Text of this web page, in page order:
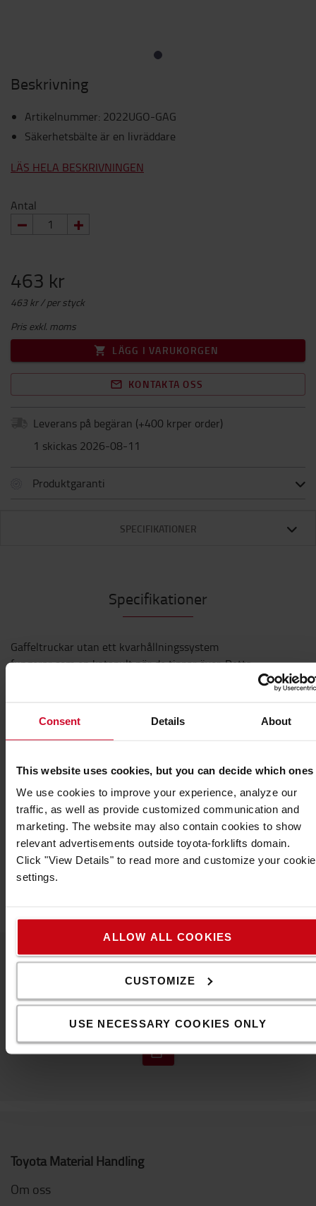
Consent Details About
This website uses cookies, but you can decide which ones
We use cookies to improve your experience, analyze our
traffic, as well as provide customized communication and
marketing. The website may also contain cookies to show
relevant advertisements outside toyota-forklifts domain.
Click "View Details" to read more and customize your cookie
settings.
ALLOW ALL COOKIES
CUSTOMIZE
USE NECESSARY COOKIES ONLY
Beskrivning
Artikelnummer: 2022UGO-GAG
Säkerhetsbälte är en livräddare
LÄS HELA BESKRIVNINGEN
Antal
463 kr
463 kr / per styck
Pris exkl. moms
LÄGG I VARUKORGEN
KONTAKTA OSS
Leverans på begäran (+400 krper order)
1 skickas 2026-08-11
Produktgaranti
SPECIFIKATIONER
Specifikationer
Gaffeltruckar utan ett kvarhållningssystem
fungerar som en katapult när de tippar över. Detta
inte någon kompromiss.
Teknisk beskrivning
* 2-punkts ALR (Automatic Locking Retractor)
säkerhetsbälte, passningsnormer ECE-R16, FMVSS 302.
* Vikt: 0,76 kg
* Längd: 1005 +/- 50 mm
Specifikation
Vikt
Längd
Kontakta oss
Toyota Material Handling
Om oss